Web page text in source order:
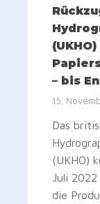
– bis
15.
Das
(UKHO)
Juli 2022
die